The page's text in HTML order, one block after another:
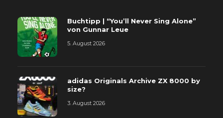
Buchtipp | “You’ll Never Sing Alone”
von Gunnar Leue
5. August 2026
adidas Originals Archive ZX 8000 by
size?
3. August 2026